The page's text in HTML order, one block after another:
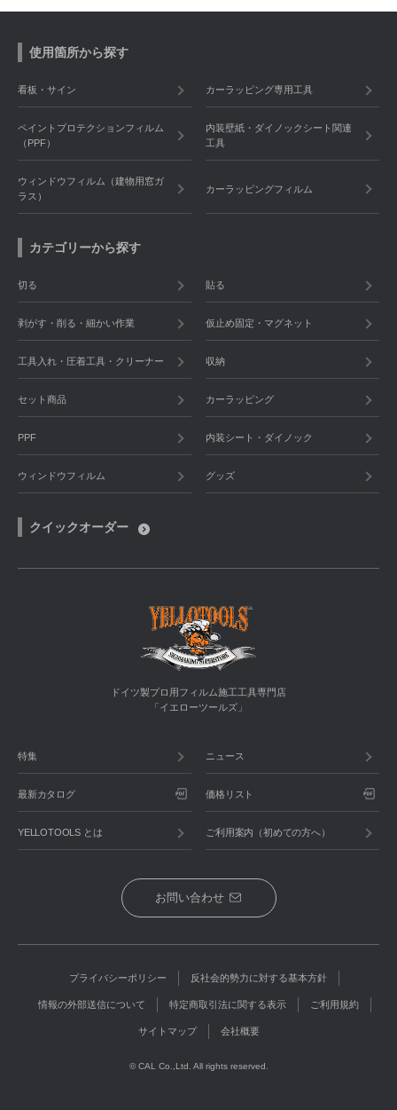
使用箇所から探す
看板・サイン カーラッピング専用工具
ペイントプロテクションフィルム
（PPF）
内装壁紙・ダイノックシート関連
工具
ウィンドウフィルム（建物用窓ガ
ラス）
カーラッピングフィルム
カテゴリーから探す
切る 貼る
剥がす・削る・細かい作業 仮止め固定・マグネット
工具入れ・圧着工具・クリーナー 収納
セット商品 カーラッピング
PPF 内装シート・ダイノック
ウィンドウフィルム グッズ
クイックオーダー
ドイツ製プロ用フィルム施工工具専門店
「イエローツールズ」
特集 ニュース
最新カタログ 価格リスト
YELLOTOOLS とは ご利用案内（初めての方へ）
お問い合わせ
プライバシーポリシー 反社会的勢力に対する基本方針
情報の外部送信について 特定商取引法に関する表示 ご利用規約
サイトマップ 会社概要
© CAL Co.,Ltd. All rights reserved.